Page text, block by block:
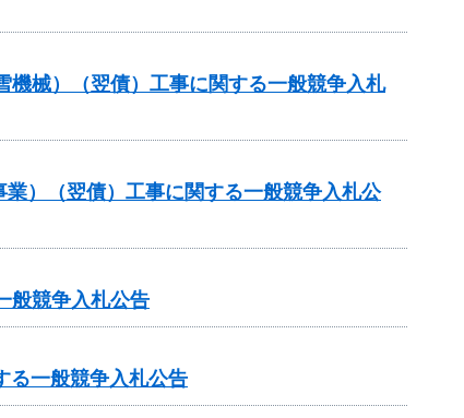
械）（翌債）工事に関する一般競争入札
）（翌債）工事に関する一般競争入札公
般競争入札公告
一般競争入札公告